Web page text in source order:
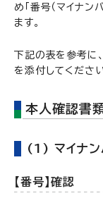
め「番号（マイナン
ます。
下記の表を参考に
を添付してください
本人確認書
(1) マイナン
【番号】確認